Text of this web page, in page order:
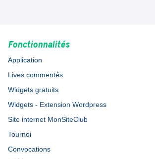
Fonctionnalités
Application
Lives commentés
Widgets gratuits
Widgets - Extension Wordpress
Site internet MonSiteClub
Tournoi
Convocations